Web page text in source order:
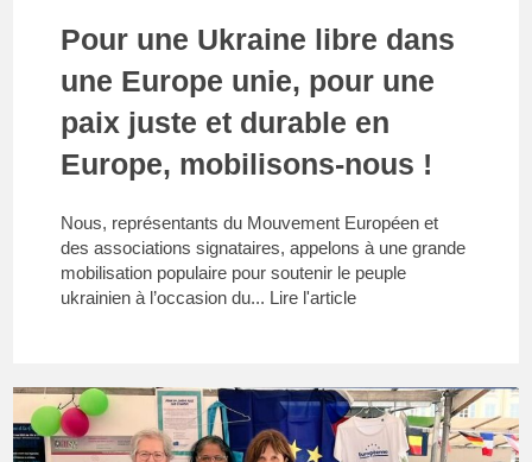
Pour une Ukraine libre dans
une Europe unie, pour une
paix juste et durable en
Europe, mobilisons-nous !
Nous, représentants du Mouvement Européen et
des associations signataires, appelons à une grande
mobilisation populaire pour soutenir le peuple
ukrainien à l’occasion du... Lire l'article